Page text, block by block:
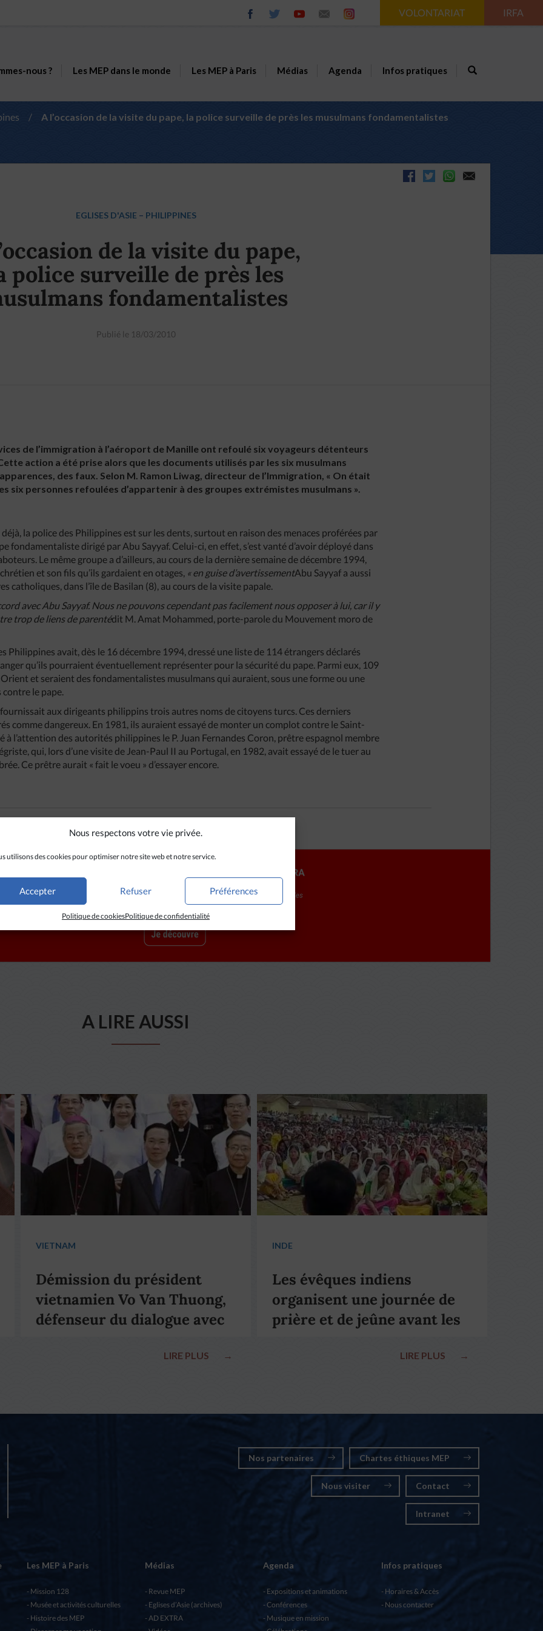
Nous respectons votre vie privée.
utilisons des cookies pour optimiser notre site web et notre service.
Accepter Refuser Préférences
Politique de cookiesPolitique de confidentialité
VOLONTARIAT IRFA
nous ? Les MEP dans le monde Les MEP à Paris Médias Agenda Infos pratiques
/ A l’occasion de la visite du pape, la police surveille de près les musulmans fondamentalistes
EGLISES D'ASIE – PHILIPPINES
de la visite du pape,
police surveille de près les
fondamentalistes
Publié le 18/03/2010
de l’immigration à l’aéroport de Manille ont refoulé six voyageurs détenteurs
action a été prise alors que les documents utilisés par les six musulmans
des faux. Selon M. Ramon Liwag, directeur de l’Immigration, « On était
six personnes refoulées d’appartenir à des groupes extrémistes musulmans ».
la police des Philippines est sur les dents, surtout en raison des menaces proférées par
fondamentaliste dirigé par Abu Sayyaf. Celui-ci, en effet, s’est vanté d’avoir déployé dans
Le même groupe a d’ailleurs, au cours de la dernière semaine de décembre 1994,
et son fils qu’ils gardaient en otages, « en guise d’avertissementAbu Sayyaf a aussi
catholiques, dans l’île de Basilan (8), au cours de la visite papale.
avec Abu Sayyaf. Nous ne pouvons cependant pas facilement nous opposer à lui, car il y
trop de liens de parentédit M. Amat Mohammed, porte-parole du Mouvement moro de
Philippines avait, dès le 16 décembre 1994, dressé une liste de 114 étrangers déclarés
qu’ils pourraient éventuellement représenter pour la sécurité du pape. Parmi eux, 109
et seraient des fondamentalistes musulmans qui auraient, sous une forme ou une
contre le pape.
aux dirigeants philippins trois autres noms de citoyens turcs. Ces derniers
comme dangereux. En 1981, ils auraient essayé de monter un complot contre le Saint-
à l’attention des autorités philippines le P. Juan Fernandes Coron, prêtre espagnol membre
qui, lors d’une visite de Jean-Paul II au Portugal, en 1982, avait essayé de le tuer au
Ce prêtre aurait « fait le voeu » d’essayer encore.
A LIRE AUSSI
VIETNAM
Démission du président
vietnamien Vo Van Thuong,
défenseur du dialogue avec
LIRE PLUS →
INDE
Les évêques indiens
organisent une journée de
prière et de jeûne avant les
LIRE PLUS →
Nos partenaires Chartes éthiques MEP
Nous visiter Contact
Intranet
Les MEP à Paris
Mission 128
Musée et activités culturelles
Histoire des MEP
Médias
Revue MEP
Eglises d’Asie (archives)
AD EXTRA
Agenda
Expositions et animations
Conférences
Musique en mission
Infos pratiques
Horaires & Accès
Nous contacter